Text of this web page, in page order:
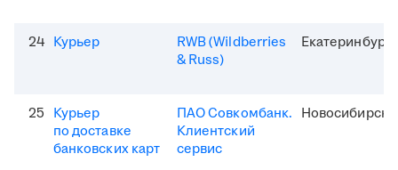
24 Курьер
RWB (Wildberries
& Russ)
Екатеринбург
25 Курьер
по доставке
банковских карт
ПАО Совкомбанк.
Клиентский
сервис
Новосибирск